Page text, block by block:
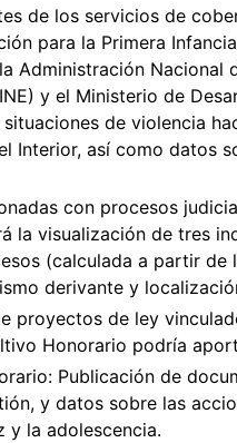
de los servicios de
para la Primera
Administración Nacional
y el Ministerio de
de violencia
Interior, así como datos
con procesos
la visualización de tres
(calculada a partir
derivante y
proyectos de ley
Honorario podría
Publicación de
y datos sobre las
y la adolescencia.